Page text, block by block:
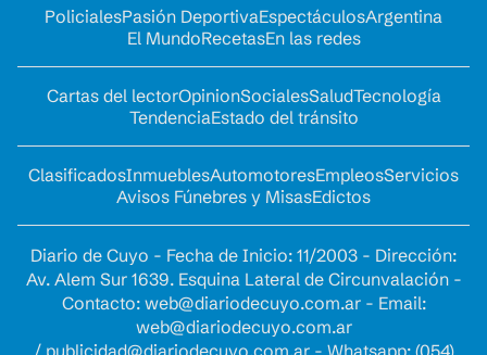
PolicialesPasión DeportivaEspectáculosArgentina
El MundoRecetasEn las redes
Cartas del lectorOpinionSocialesSaludTecnología
TendenciaEstado del tránsito
ClasificadosInmueblesAutomotoresEmpleosServicios
Avisos Fúnebres y MisasEdictos
Diario de Cuyo - Fecha de Inicio: 11/2003 - Dirección:
Av. Alem Sur 1639. Esquina Lateral de Circunvalación -
Contacto: web@diariodecuyo.com.ar- Email:
web@diariodecuyo.com.ar